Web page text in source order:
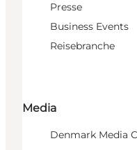
Presse
Business Events
Reisebranche
Media
Denmark Media